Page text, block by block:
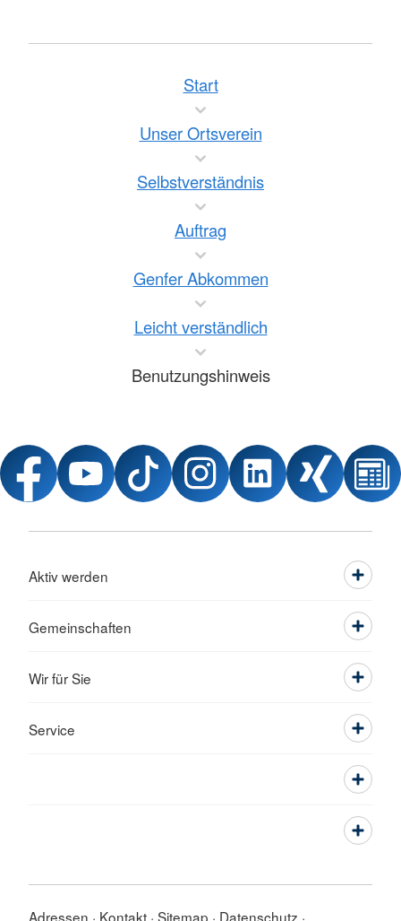
Start
Unser Ortsverein
Selbstverständnis
Auftrag
Genfer Abkommen
Leicht verständlich
Benutzungshinweis
Aktiv werden
Gemeinschaften
Wir für Sie
Service
Adressen Kontakt Sitemap Datenschutz